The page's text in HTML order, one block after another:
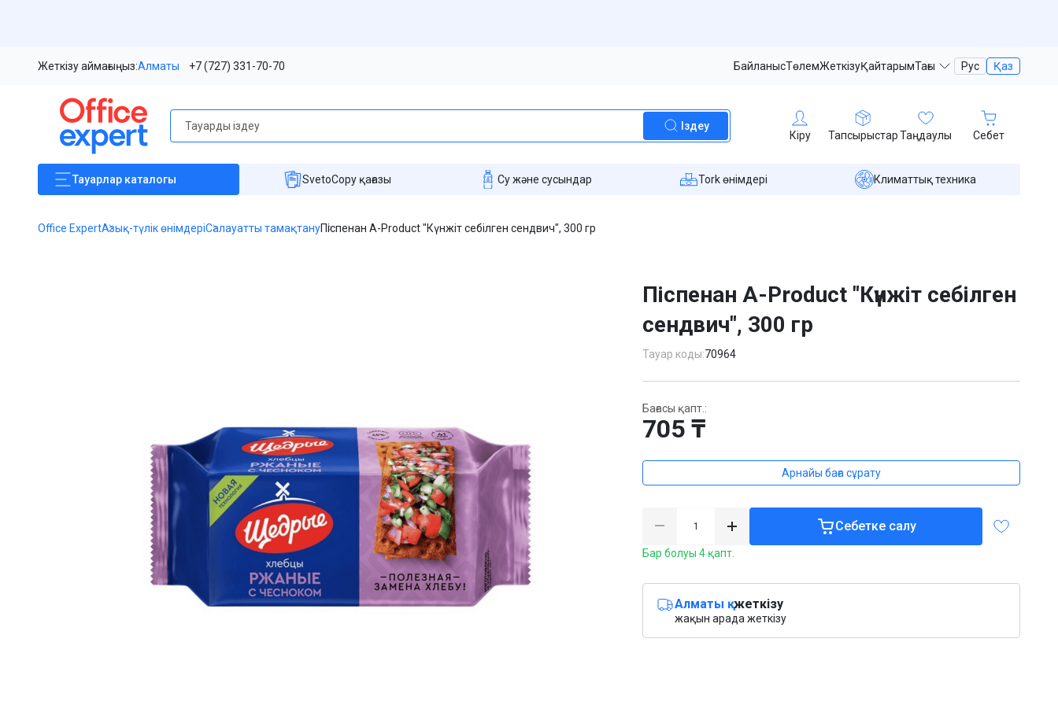
Жеткізу аймағыңыз:Алматы +7 (727) 331-70-70 БайланысТөлемЖеткізуҚайтарымТағы Рус Қаз
Іздеу
Кіру ТапсырыстарТаңдаулы Себет
Тауарлар каталогы SvetoCopy қағазы Су және сусындар Tork өнімдері Климаттық техника
Office ExpertАзық-түлік өнімдеріСалауатты тамақтануПіспенан A-Product "Күнжіт себілген сендвич", 300 гр
Піспенан A-Product "Күнжіт себілген
сендвич", 300 гр
Тауар коды:70964
Бағасы қапт.:
705 ₸
Арнайы баға сұрату
Себетке салу
Бар болуы 4 қапт.
Алматы қ.жеткізу
жақын арада жеткізу